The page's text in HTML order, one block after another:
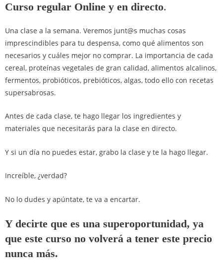
Curso regular Online y en directo.
Una clase a la semana. Veremos junt@s muchas cosas
imprescindibles para tu despensa, como qué alimentos son
necesarios y cuáles mejor no comprar. La importancia de cada
cereal, proteínas vegetales de gran calidad, alimentos alcalinos,
fermentos, probióticos, prebióticos, algas, todo ello con recetas
supersabrosas.
Antes de cada clase, te hago llegar los ingredientes y
materiales que necesitarás para la clase en directo.
Y si un día no puedes estar, grabo la clase y te la hago llegar.
Increíble, ¿verdad?
No lo dudes y apúntate, te va a encartar.
Y decirte que es una superoportunidad, ya
que este curso no volverá a tener este precio
nunca más.